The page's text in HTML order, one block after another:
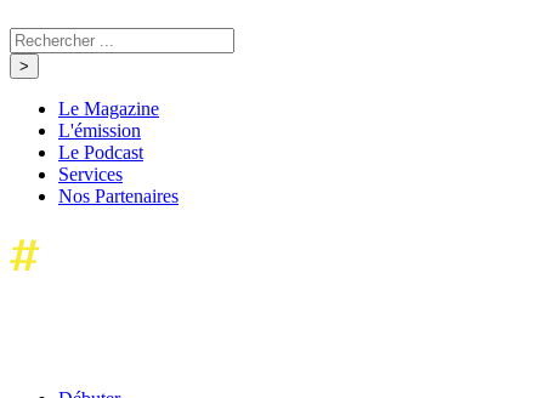
Le Magazine
L'émission
Le Podcast
Services
Nos Partenaires